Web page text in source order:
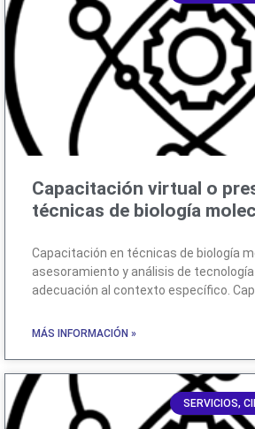
Capacitación virtual o
técnicas de biología
Capacitación en técnicas de biología
asesoramiento y análisis de
adecuación al contexto específico.
MÁS INFORMACIÓN »
SERVICIOS,